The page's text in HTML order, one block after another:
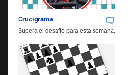
Crucigrama
Supera el desafío para esta semana.